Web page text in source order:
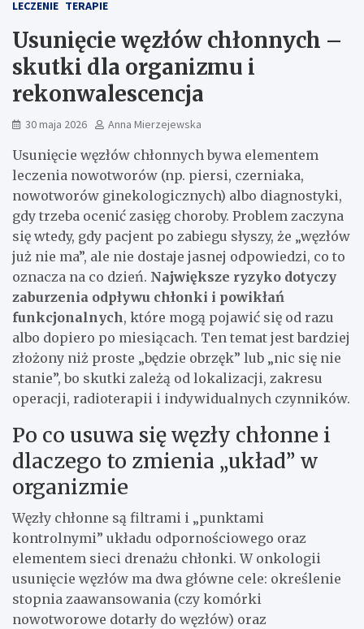
LECZENIE TERAPIE
Usunięcie węzłów chłonnych –
skutki dla organizmu i
rekonwalescencja
30 maja 2026 Anna Mierzejewska
Usunięcie węzłów chłonnych bywa elementem
leczenia nowotworów (np. piersi, czerniaka,
nowotworów ginekologicznych) albo diagnostyki,
gdy trzeba ocenić zasięg choroby. Problem zaczyna
się wtedy, gdy pacjent po zabiegu słyszy, że „węzłów
już nie ma”, ale nie dostaje jasnej odpowiedzi, co to
oznacza na co dzień. Największe ryzyko dotyczy
zaburzenia odpływu chłonki i powikłań
funkcjonalnych, które mogą pojawić się od razu
albo dopiero po miesiącach. Ten temat jest bardziej
złożony niż proste „będzie obrzęk” lub „nic się nie
stanie”, bo skutki zależą od lokalizacji, zakresu
operacji, radioterapii i indywidualnych czynników.
Po co usuwa się węzły chłonne i
dlaczego to zmienia „układ” w
organizmie
Węzły chłonne są filtrami i „punktami
kontrolnymi” układu odpornościowego oraz
elementem sieci drenażu chłonki. W onkologii
usunięcie węzłów ma dwa główne cele: określenie
stopnia zaawansowania (czy komórki
nowotworowe dotarły do węzłów) oraz